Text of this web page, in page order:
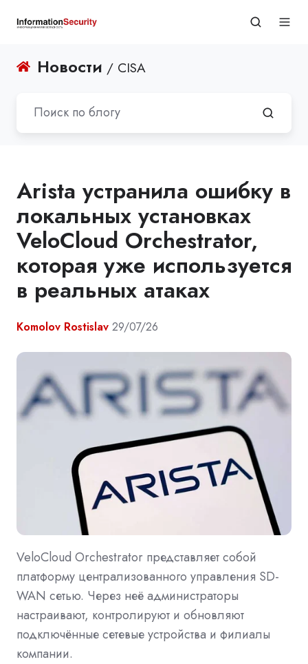
Новости / CISA
Arista устранила ошибку в
локальных установках
VeloCloud Orchestrator,
которая уже используется
в реальных атаках
Komolov Rostislav 29/07/26
VeloCloud Orchestrator представляет собой
платформу централизованного управления SD-
WAN сетью. Через неё администраторы
настраивают, контролируют и обновляют
подключённые сетевые устройства и филиалы
компании.